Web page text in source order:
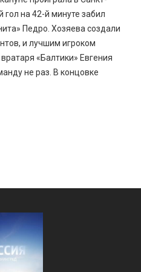
гол на 42-й минуте забил
Педро. Хозяева создали
и лучшим игроком
«Балтики» Евгения
не раз. В концовке